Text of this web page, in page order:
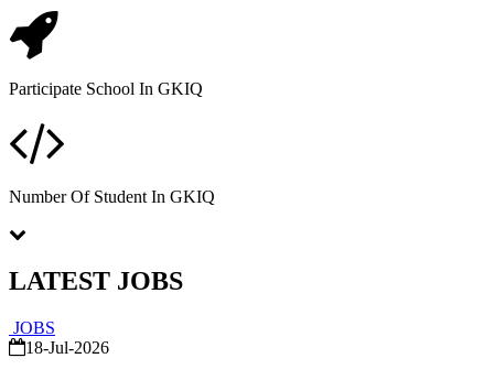
Participate School In GKIQ
Number Of Student In GKIQ
LATEST JOBS
JOBS
18-Jul-2026